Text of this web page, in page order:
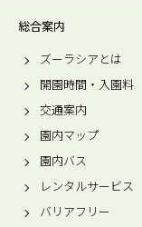
総合案内
ズーラシアとは
開園時間・入園料
交通案内
園内マップ
園内バス
レンタルサービス
バリアフリー